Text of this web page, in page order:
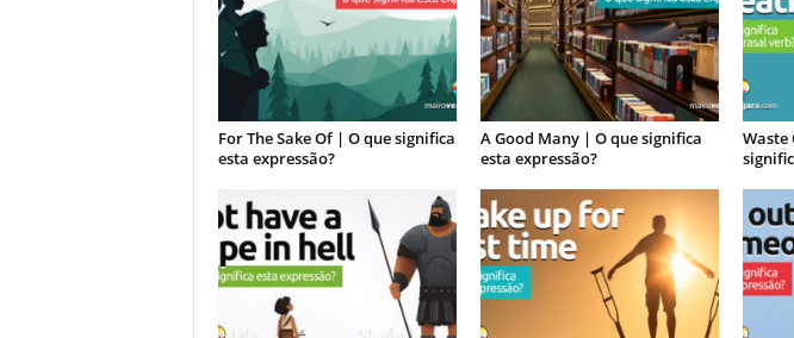
For The Sake Of | O que significa
esta expressão?
A Good Many | O que significa
esta expressão?
Waste